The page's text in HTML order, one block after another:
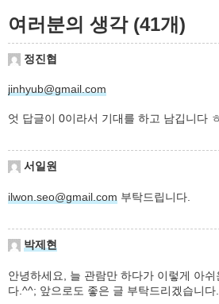
여러분의 생각 (41개)
정진협
jinhyub@gmail.com
엇 답글이 0이라서 기대를 하고 남깁니다
서일원
ilwon.seo@gmail.com 부탁드립니다.
박제현
안녕하세요, 늘 관람만 하다가 이렇게 아
다.^^; 앞으로도 좋은 글 부탁드리겠습니다.